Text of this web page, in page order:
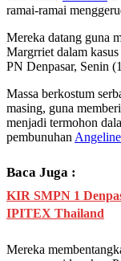
ramai-ramai
Mereka datang guna
Margrriet dalam
PN Denpasar, Senin
Massa berkostum
masing, guna
menjadi termohon
pembunuhan Angeline
Baca Juga :
KIR SMPN 1
IPITEX Thailand
Mereka